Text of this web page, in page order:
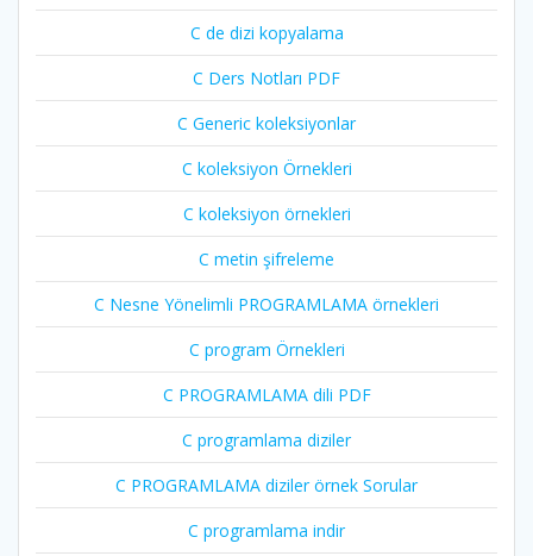
C de dizi kopyalama
C Ders Notları PDF
C Generic koleksiyonlar
C koleksiyon Örnekleri
C koleksiyon örnekleri
C metin şifreleme
C Nesne Yönelimli PROGRAMLAMA örnekleri
C program Örnekleri
C PROGRAMLAMA dili PDF
C programlama diziler
C PROGRAMLAMA diziler örnek Sorular
C programlama indir